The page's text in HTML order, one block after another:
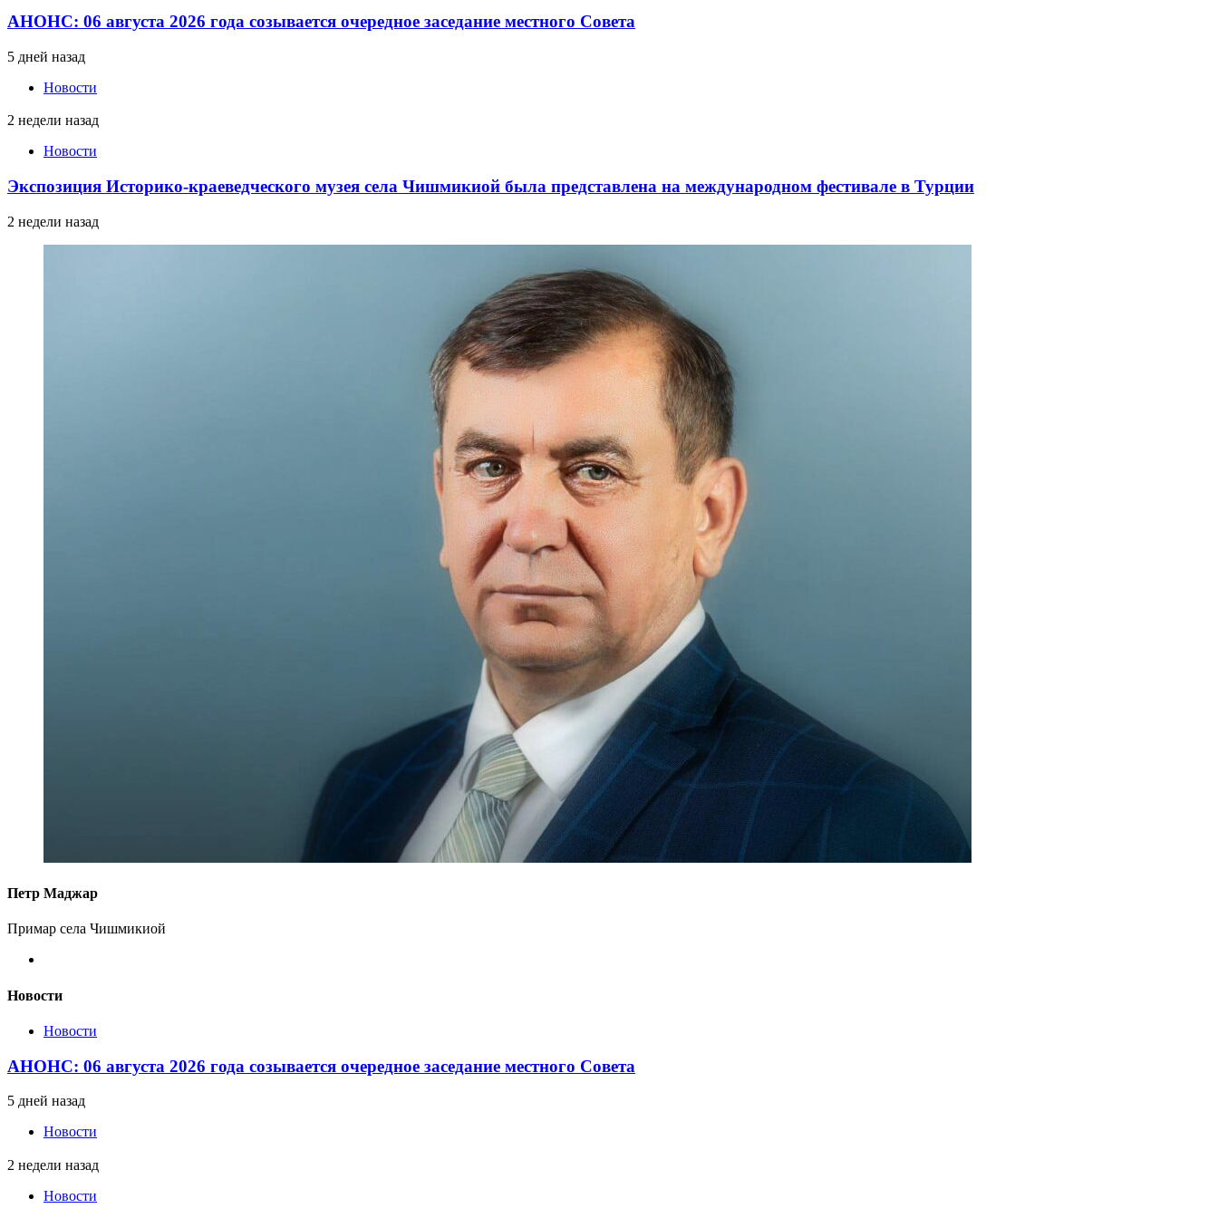
АНОНС: 06 августа 2026 года созывается очередное заседание местного Совета
5 дней назад
Новости
2 недели назад
Новости
Экспозиция Историко-краеведческого музея села Чишмикиой была представлена на международном фестивале в Турции
2 недели назад
Петр Маджар
Примар села Чишмикиой
Новости
Новости
АНОНС: 06 августа 2026 года созывается очередное заседание местного Совета
5 дней назад
Новости
2 недели назад
Новости